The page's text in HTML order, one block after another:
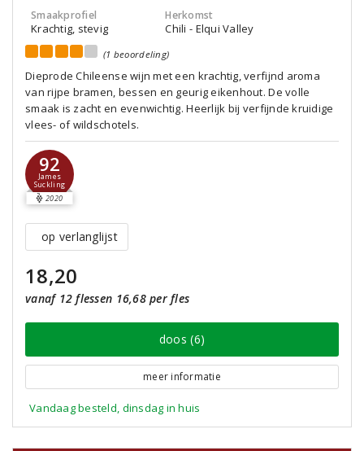
Smaakprofiel
Krachtig, stevig
Herkomst
Chili - Elqui Valley
(1 beoordeling)
Dieprode Chileense wijn met een krachtig, verfijnd aroma
van rijpe bramen, bessen en geurig eikenhout. De volle
smaak is zacht en evenwichtig. Heerlijk bij verfijnde kruidige
vlees- of wildschotels.
92
James
Suckling
2020
op verlanglijst
18,20
vanaf 12 flessen 16,68 per fles
doos (6)
meer informatie
Vandaag besteld, dinsdag in huis